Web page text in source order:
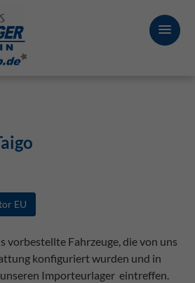
EU
vorbestellte Fahrzeuge, die von uns
konfiguriert wurden und in
unseren Importeurlager eintreffen.